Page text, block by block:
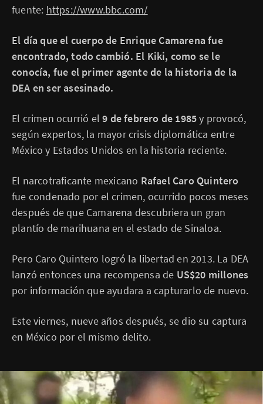
fuente: https://www.bbc.com/
El día que el cuerpo de Enrique Camarena fue
encontrado, todo cambió. El Kiki, como se le
conocía, fue el primer agente de la historia de la
DEA en ser asesinado.
El crimen ocurrió el9 de febrero de 1985y provocó,
según expertos, la mayor crisis diplomática entre
México y Estados Unidos en la historia reciente.
El narcotraficante mexicano Rafael Caro Quintero
fue condenado por el crimen, ocurrido pocos meses
después de que Camarena descubriera un gran
plantío de marihuana en el estado de Sinaloa.
Pero Caro Quintero logró la libertad en 2013. La DEA
lanzó entonces una recompensa de US$20 millones
por información que ayudara a capturarlo de nuevo.
Este viernes, nueve años después, se dio su captura
en México por el mismo delito.